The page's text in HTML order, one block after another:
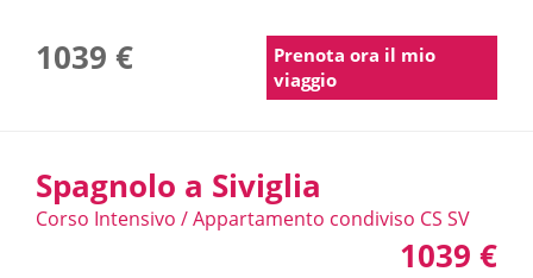
1039 €
Prenota ora il mio
viaggio
Spagnolo a Siviglia
Corso Intensivo / Appartamento condiviso CS SV
1039 €